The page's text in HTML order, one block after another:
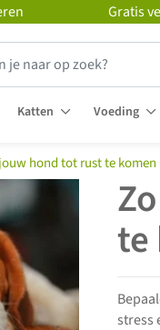
Gratis
Katten Voeding
hond tot rust te komen
te
stress